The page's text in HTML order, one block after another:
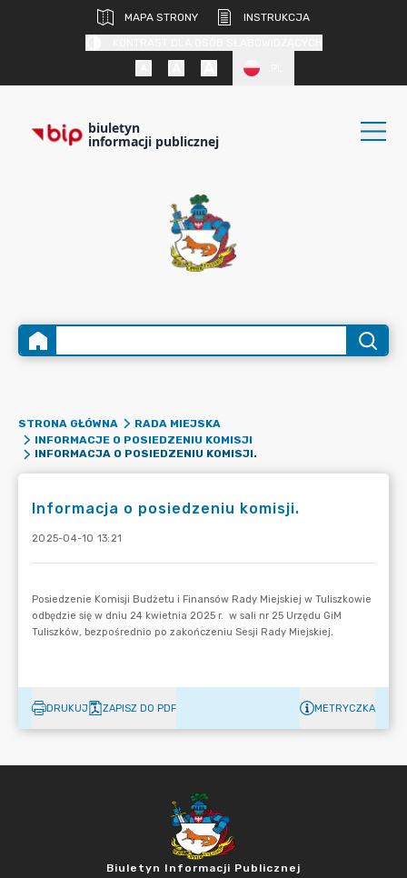
MAPA STRONY
INSTRUKCJA
biuletyn
informacji publicznej
STRONA GŁÓWNA
RADA MIEJSKA
INFORMACJE O POSIEDZENIU KOMISJI
INFORMACJA O POSIEDZENIU KOMISJI.
Informacja o posiedzeniu komisji.
2025-04-10 13:21
DRUKUJ ZAPISZ DO PDF METRYCZKA
Biuletyn Informacji Publicznej